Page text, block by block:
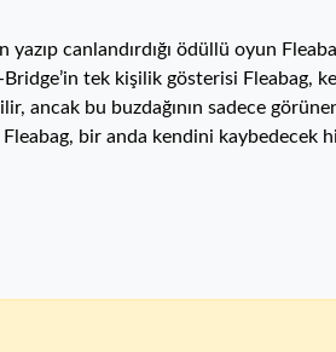
canlandırdığı ödüllü oyun
tek kişilik gösterisi Fleabag,
ancak bu buzdağının sadece
Fleabag, bir anda kendini kaybedecek